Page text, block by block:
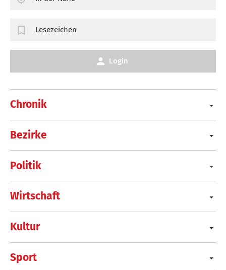
Chronik
Bezirke
Politik
Wirtschaft
Kultur
Sport
Lesezeichen
Login